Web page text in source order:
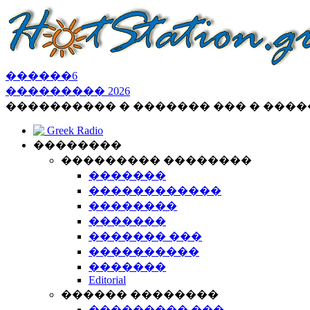
������6
��������� 2026
���������� � ������� ��� �
Greek Radio
��������
��������� ��������
�������
������������
��������
�������
������� ���
����������
�������
Editorial
������ ��������